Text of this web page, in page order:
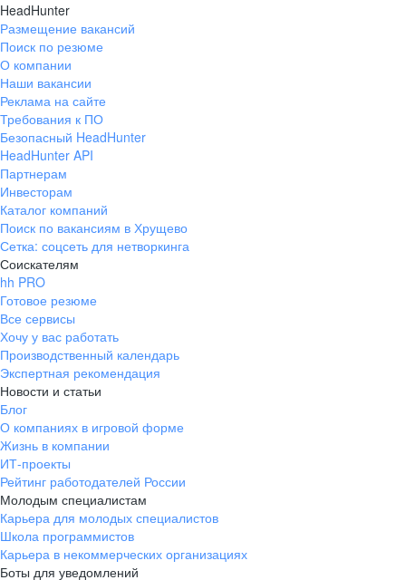
HeadHunter
Размещение вакансий
Поиск по резюме
О компании
Наши вакансии
Реклама на сайте
Требования к ПО
Безопасный HeadHunter
HeadHunter API
Партнерам
Инвесторам
Каталог компаний
Поиск по вакансиям в Хрущево
Сетка: соцсеть для нетворкинга
Соискателям
hh PRO
Готовое резюме
Все сервисы
Хочу у вас работать
Производственный календарь
Экспертная рекомендация
Новости и статьи
Блог
О компаниях в игровой форме
Жизнь в компании
ИТ-проекты
Рейтинг работодателей России
Молодым специалистам
Карьера для молодых специалистов
Школа программистов
Карьера в некоммерческих организациях
Боты для уведомлений